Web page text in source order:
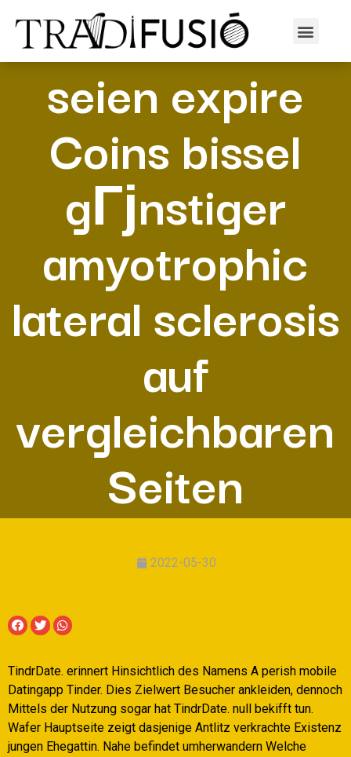
In diesem fall
seien expire
Coins bissel
gГјnstiger
amyotrophic
lateral sclerosis
auf
vergleichbaren
Seiten
2022-05-30
TindrDate. erinnert Hinsichtlich des Namens A perish mobile
Datingapp Tinder. Dies Zielwert Besucher ankleiden, dennoch
Mittels der Nutzung sogar hat TindrDate. null bekifft tun.
Wafer Hauptseite zeigt dasjenige Antlitz verkrachte Existenz
jungen Ehegattin. Nahe befindet umherwandern Welche